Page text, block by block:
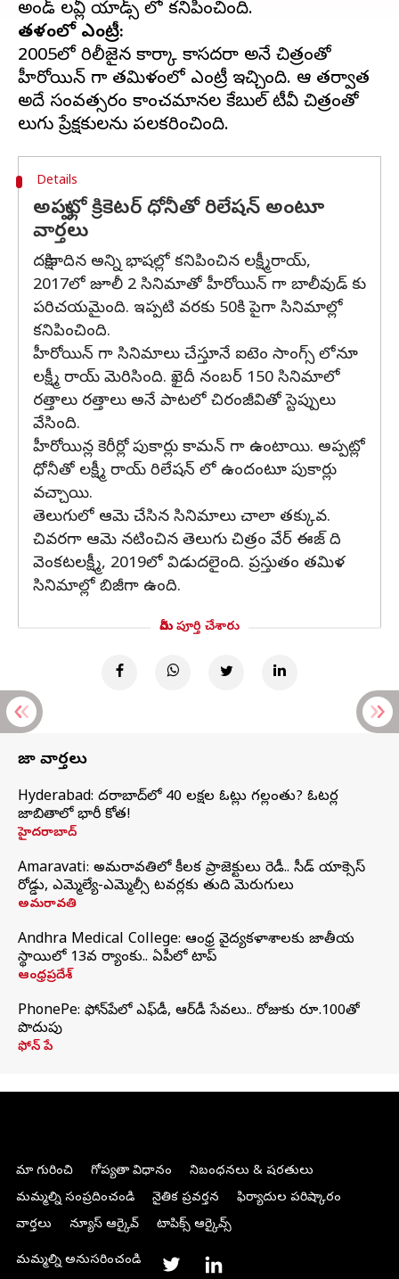
తమిళంలో ఎంట్రీ:
2005లో రిలీజైన కార్కా కాసదరా అనే చిత్రంతో
హీరోయిన్ గా తమిళంలో ఎంట్రీ ఇచ్చింది. ఆ తర్వాత
అదే సంవత్సరం కాంచమానల కేబుల్ టీవీ చిత్రంతో
Details
అప్పట్లో క్రికెటర్ ధోనీతో రిలేషన్ అంటూ
వార్తలు
దక్షిణాదిన అన్ని భాషల్లో కనిపించిన లక్ష్మీరాయ్,
2017లో జూలీ 2 సినిమాతో హీరోయిన్ గా బాలీవుడ్ కు
పరిచయమైంది. ఇప్పటి వరకు 50కి పైగా సినిమాల్లో
కనిపించింది.
హీరోయిన్ గా సినిమాలు చేస్తూనే ఐటెం సాంగ్స్ లోనూ
లక్ష్మీ రాయ్ మెరిసింది. ఖైదీ నంబర్ 150 సినిమాలో
రత్తాలు రత్తాలు అనే పాటలో చిరంజీవితో స్టెప్పులు
వేసింది.
హీరోయిన్ల కెరీర్లో పుకార్లు కామన్ గా ఉంటాయి. అప్పట్లో
ధోనీతో లక్ష్మీ రాయ్ రిలేషన్ లో ఉందంటూ పుకార్లు
వచ్చాయి.
తెలుగులో ఆమె చేసిన సినిమాలు చాలా తక్కువ.
చివరగా ఆమె నటించిన తెలుగు చిత్రం వేర్ ఈజ్ ది
వెంకటలక్ష్మీ, 2019లో విడుదలైంది. ప్రస్తుతం తమిళ
సినిమాల్లో బిజీగా ఉంది.
మీరు పూర్తి చేశారు
తాజా వార్తలు
Hyderabad: హైదరాబాద్‌లో 40 లక్షల ఓట్లు గల్లంతు? ఓటర్ల
జాబితాలో భారీ కోత!
హైదరాబాద్
Amaravati: అమరావతిలో కీలక ప్రాజెక్టులు రెడీ.. సీడ్‌ యాక్సెస్‌
రోడ్డు, ఎమ్మెల్యే-ఎమ్మెల్సీ టవర్లకు తుది మెరుగులు
అమరావతి
Andhra Medical College: ఆంధ్ర వైద్యకళాశాలకు జాతీయ
స్థాయిలో 13వ ర్యాంకు.. ఏపీలో టాప్
ఆంధ్రప్రదేశ్
PhonePe: ఫోన్‌పేలో ఎఫ్‌డీ, ఆర్‌డీ సేవలు.. రోజుకు రూ.100తో
పొదుపు
ఫోన్‌ పే
మా గురించి గోప్యతా విధానం
నిబంధనలు & షరతులు
మమ్మల్ని సంప్రదించండి
నైతిక ప్రవర్తన
ఫిర్యాదుల పరిష్కారం
వార్తలు
న్యూస్ ఆర్కైవ్ టాపిక్స్ ఆర్కైవ్స్
మమ్మల్ని అనుసరించండి